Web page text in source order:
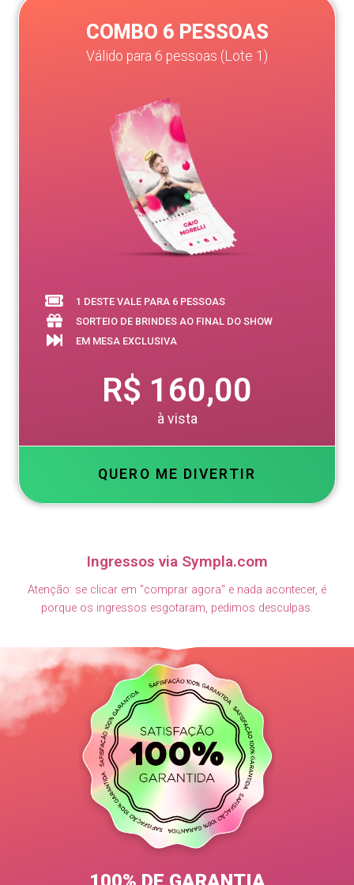
COMBO 6 PESSOAS
Válido para 6 pessoas (Lote 1)
1 DESTE VALE PARA 6 PESSOAS
SORTEIO DE BRINDES AO FINAL DO SHOW
EM MESA EXCLUSIVA
R$ 160,00
à vista
QUERO ME DIVERTIR
Ingressos via Sympla.com
Atenção: se clicar em "comprar agora" e nada acontecer, é
porque os ingressos esgotaram, pedimos desculpas.